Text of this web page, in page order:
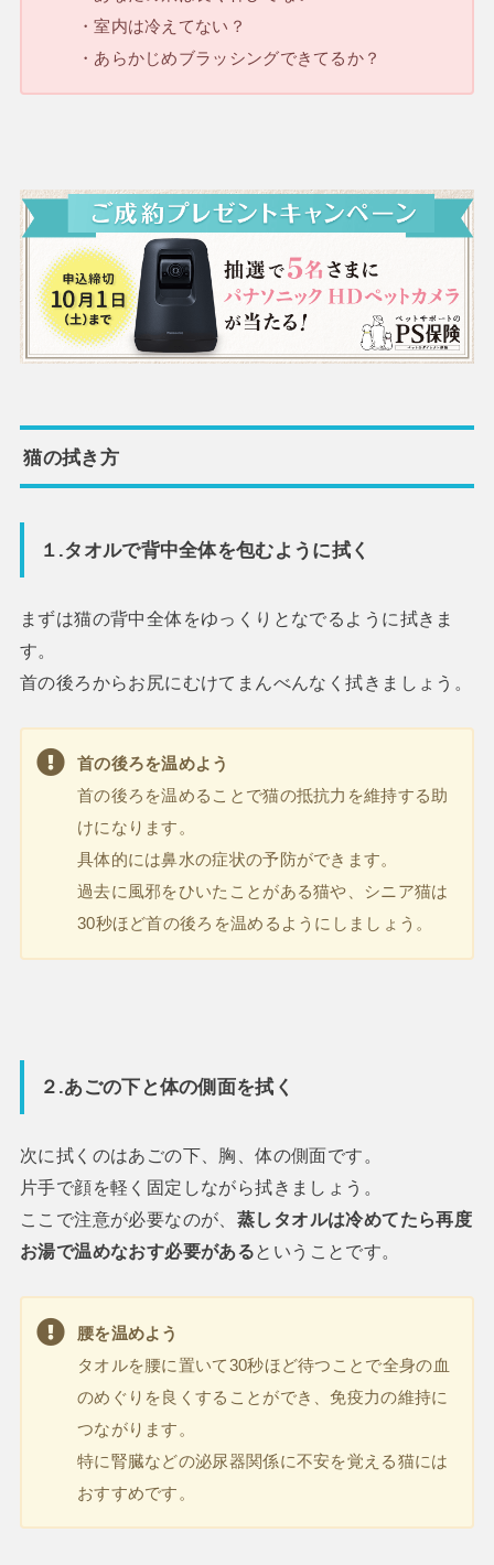
・室内は冷えてない？
・あらかじめブラッシングできてるか？
猫の拭き方
１.タオルで背中全体を包むように拭く
まずは猫の背中全体をゆっくりとなでるように拭きま
す。
首の後ろからお尻にむけてまんべんなく拭きましょう。
首の後ろを温めよう
首の後ろを温めることで猫の抵抗力を維持する助
けになります。
具体的には鼻水の症状の予防ができます。
過去に風邪をひいたことがある猫や、シニア猫は
30秒ほど首の後ろを温めるようにしましょう。
２.あごの下と体の側面を拭く
次に拭くのはあごの下、胸、体の側面です。
片手で顔を軽く固定しながら拭きましょう。
ここで注意が必要なのが、 蒸しタオルは冷めてたら再度
お湯で温めなおす必要があるということです。
腰を温めよう
タオルを腰に置いて30秒ほど待つことで全身の血
のめぐりを良くすることができ、免疫力の維持に
つながります。
特に腎臓などの泌尿器関係に不安を覚える猫には
おすすめです。